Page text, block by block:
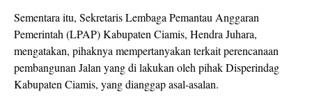
Sementara itu, Sekretaris Lembaga Pemantau Anggaran
Pemerintah (LPAP) Kabupaten Ciamis, Hendra Juhara,
mengatakan, pihaknya mempertanyakan terkait perencanaan
pembangunan Jalan yang di lakukan oleh pihak Disperindag
Kabupaten Ciamis, yang dianggap asal-asalan.